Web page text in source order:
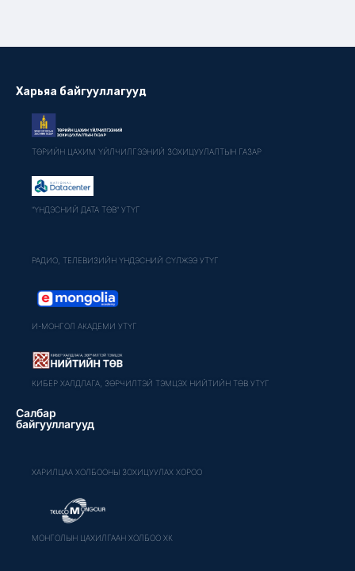
Харьяа байгууллагууд
ТӨРИЙН ЦАХИМ ҮЙЛЧИЛГЭЭНИЙ ЗОХИЦУУЛАЛТЫН ГАЗАР
"ҮНДЭСНИЙ ДАТА ТӨВ" УТҮГ
РАДИО, ТЕЛЕВИЗИЙН ҮНДЭСНИЙ СҮЛЖЭЭ УТҮГ
И-МОНГОЛ АКАДЕМИ УТҮГ
КИБЕР ХАЛДЛАГА, ЗӨРЧИЛТЭЙ ТЭМЦЭХ НИЙТИЙН ТӨВ УТҮГ
Салбар
байгууллагууд
ХАРИЛЦАА ХОЛБООНЫ ЗОХИЦУУЛАХ ХОРОО
МОНГОЛЫН ЦАХИЛГААН ХОЛБОО ХК